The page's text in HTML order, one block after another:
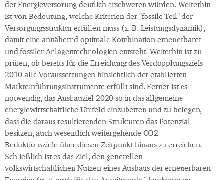
der Energieversorung deutlich erschweren würden. Weiterhin
ist von Bedeutung, welche Kriterien der "fossile Teil" der
Versorgungsstruktur erfüllen muss (z. B. Leistungsdynamik),
damit eine annähernd optimale Kombination erneuerbarer
und fossiler Anlagentechnologien entsteht. Weiterhin ist zu
prüfen, ob bereits für die Erreichung des Verdopplungsziels
2010 alle Voraussetzungen hinsichtlich der etablierten
Markteinführungsinstrumente erfüllt sind. Ferner ist es
notwendig, das Ausbauziel 2020 so in das allgemeine
energiewirtschaftliche Umfeld einzubetten und zu belegen,
dass die daraus resultierenden Strukturen das Potenzial
besitzen, auch wesentlich weitergehende CO2-
Reduktionsziele über diesen Zeitpunkt hinaus zu erreichen.
Schließlich ist es das Ziel, den generellen
volkswirtschaftlichen Nutzen eines Ausbaus der erneuerbaren